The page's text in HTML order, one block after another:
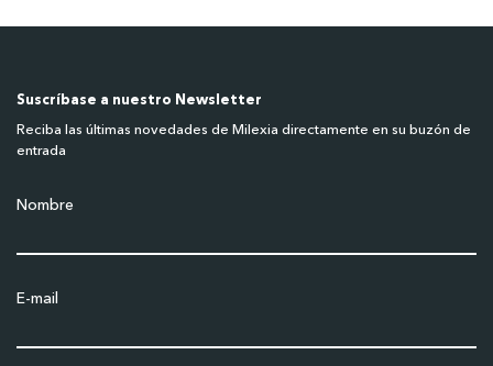
Suscríbase a nuestro Newsletter
Reciba las últimas novedades de Milexia directamente en su buzón de
entrada
Nombre
E-mail